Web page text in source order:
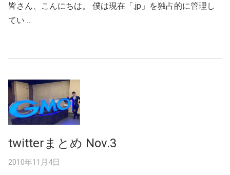
皆さん、こんにちは。 僕は現在「.jp」を独占的に管理し
てい …
twitterまとめ Nov.3
2010年11月4日